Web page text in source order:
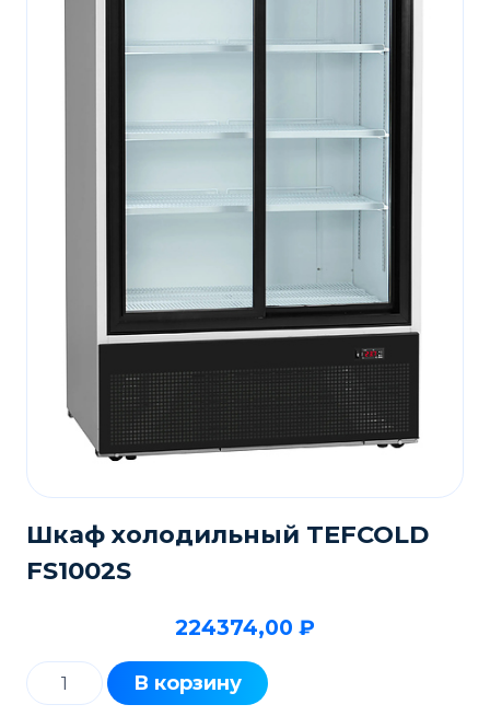
Шкаф холодильный TEFCOLD
FS1002S
224374,00 ₽
Количество
товара
В корзину